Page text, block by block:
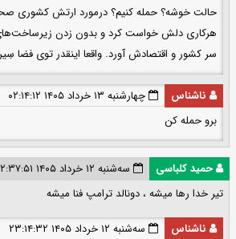
حالت خوشه؟ حمله کنیم؟ درمورد ارتش کشوری
هرکاری دلش خواست کرد و بدون زدن زیرساخت‌های
سر کشور و اقتصادش آورد. واقعا اینقدر توی فضا
ناشناس
چهارشنبه ۱۳ خرداد ۱۴۰۵ ۰۲:۱۴:۱۲
برو حمله کن
حمید کلباسی
سه‌شنبه ۱۲ خرداد ۱۴۰۵ ۲۲:۳۷:۵۱
تیر خدا رها میشه ، دونالد ترامپ فنا میشه
ناشناس
سه‌شنبه ۱۲ خرداد ۱۴۰۵ ۲۳:۱۴:۳۲